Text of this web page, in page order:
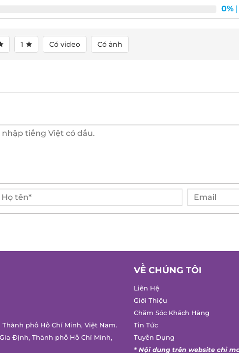
0%|
1 Có video Có ảnh
phố Hồ Chí Minh, Việt Nam.
Định, Thành phố Hồ Chí Minh,
VỀ CHÚNG TÔI
Liên Hệ
Giới Thiệu
Chăm Sóc Khách Hàng
Tin Tức
Tuyển Dụng
* Nội dung trên website chỉ